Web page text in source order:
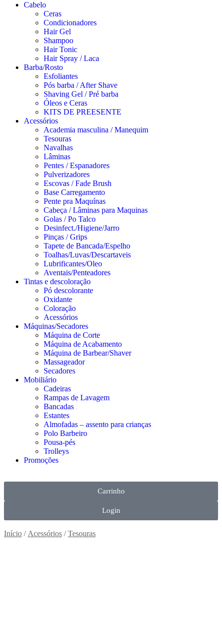
Cabelo
Ceras
Condicionadores
Hair Gel
Shampoo
Hair Tonic
Hair Spray / Laca
Barba/Rosto
Esfoliantes
Pós barba / After Shave
Shaving Gel / Pré barba
Óleos e Ceras
KITS DE PREESENTE
Acessórios
Academia masculina / Manequim
Tesouras
Navalhas
Lâminas
Pentes / Espanadores
Pulverizadores
Escovas / Fade Brush
Base Carregamento
Pente pra Maquínas
Cabeça / Lâminas para Maquinas
Golas / Po Talco
Desinfect./Higiene/Jarro
Pinças / Grips
Tapete de Bancada/Espelho
Toalhas/Luvas/Descartaveis
Lubrificantes/Oleo
Aventais/Penteadores
Tintas e descoloração
Pó descolorante
Oxidante
Coloração
Acessórios
Máquinas/Secadores
Máquina de Corte
Máquina de Acabamento
Máquina de Barbear/Shaver
Massageador
Secadores
Mobiliário
Cadeiras
Rampas de Lavagem
Bancadas
Estantes
Almofadas – assento para crianças
Polo Barbeiro
Pousa-pés
Trolleys
Promoções
Carrinho
Login
Início / Acessórios /Tesouras